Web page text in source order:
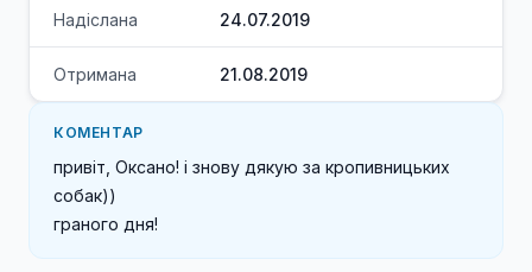
Надіслана 24.07.2019
Отримана 21.08.2019
КОМЕНТАР
привіт, Оксано! і знову дякую за кропивницьких
собак))
граного дня!